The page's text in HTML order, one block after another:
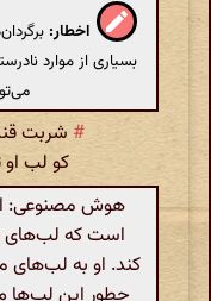
اخطار:
بسیاری از موارد
# شربت
کو لب او
هوش مصنوعی:
است که لب‌های
کند. او به لب‌های